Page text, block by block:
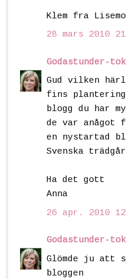
Klem fra
28 mars 2010
Godastunder-
Gud vilken
fins
blogg du har
de var anågot
en nystartad
Svenska
Ha det gott
Anna
26 apr. 2010
Godastunder-
Glömde ju att
bloggen